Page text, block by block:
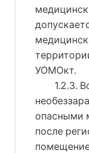
УОМОкт.
1.2.3.
опасными
после